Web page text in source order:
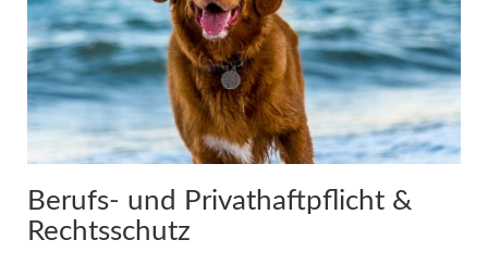
Berufs- und Privathaftpflicht &
Rechtsschutz